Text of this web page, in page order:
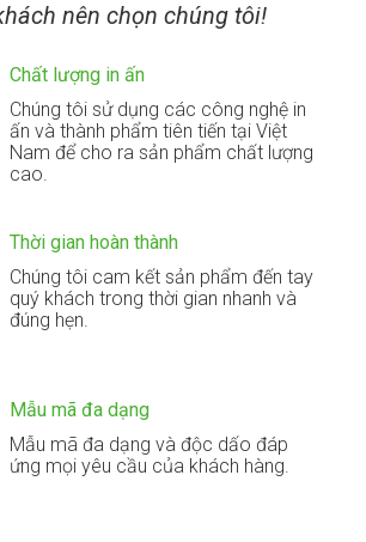
nên chọn chúng tôi!
Chất lượng in ấn
Chúng tôi sử dụng các công nghệ in
ấn và thành phẩm tiên tiến tại Việt
Nam để cho ra sản phẩm chất lượng
cao.
Thời gian hoàn thành
Chúng tôi cam kết sản phẩm đến tay
quý khách trong thời gian nhanh và
đúng hẹn.
Mẫu mã đa dạng
Mẫu mã đa dạng và độc dấo đáp
ứng mọi yêu cầu của khách hàng.